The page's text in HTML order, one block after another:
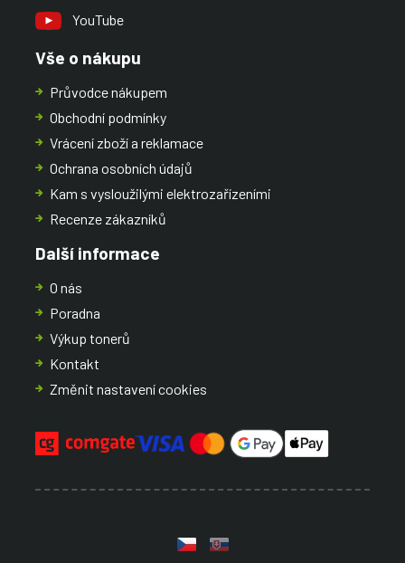
YouTube
Vše o nákupu
Průvodce nákupem
Obchodní podmínky
Vrácení zboží a reklamace
Ochrana osobních údajů
Kam s vysloužilými elektrozařízeními
Recenze zákazníků
Další informace
O nás
Poradna
Výkup tonerů
Kontakt
Změnit nastavení cookies